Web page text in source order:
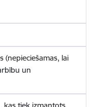
(nepieciešamas, lai
un